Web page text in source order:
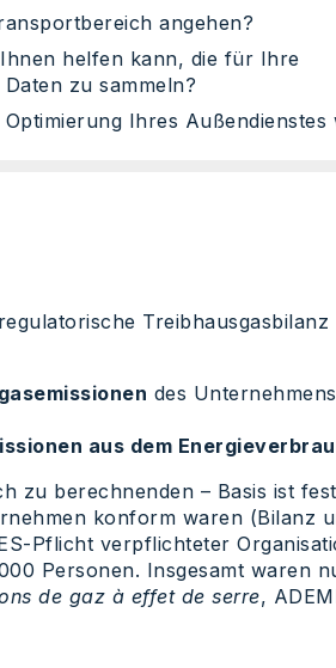
angehen?
helfen kann, die für Ihre
zu sammeln?
Ihres Außendienstes
des
aus dem
zu berechnenden – Basis ist
konform waren (Bilanz
Pflicht verpflichteter
Personen. Insgesamt waren
de gaz à effet de serre,